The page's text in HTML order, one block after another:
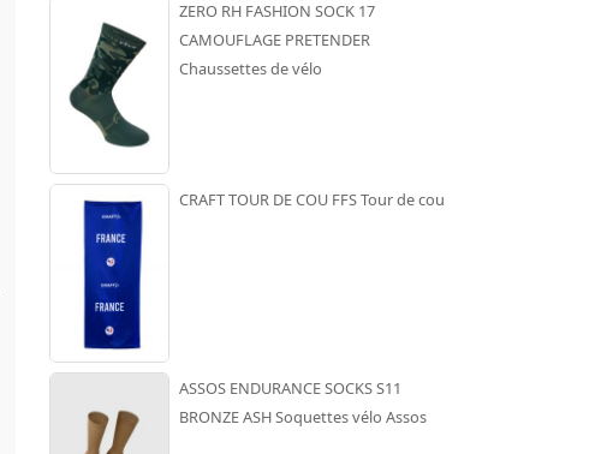
ZERO RH FASHION SOCK 17
CAMOUFLAGE PRETENDER
Chaussettes de vélo
CRAFT TOUR DE COU FFS Tour de cou
ASSOS ENDURANCE SOCKS S11
BRONZE ASH Soquettes vélo Assos